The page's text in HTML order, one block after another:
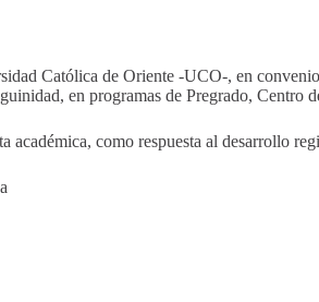
Católica de Oriente -UCO-, en
en programas de Pregrado, Centro
académica, como respuesta al desarrollo